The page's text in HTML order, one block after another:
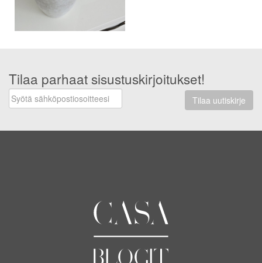
Tilaa parhaat sisustuskirjoitukset!
Tilaa uutiskirje